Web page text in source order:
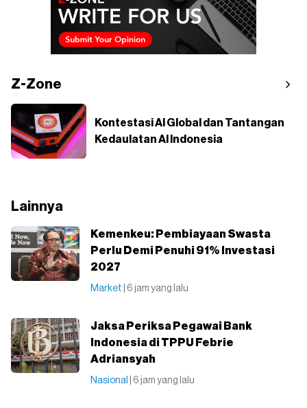
Z-Zone
Kontestasi AI Global dan Tantangan
Kedaulatan AI Indonesia
Lainnya
⁠Kemenkeu: Pembiayaan Swasta
Perlu Demi Penuhi 91% Investasi
2027
Market | 6 jam yang lalu
Jaksa Periksa Pegawai Bank
Indonesia di TPPU Febrie
Adriansyah
Nasional | 6 jam yang lalu